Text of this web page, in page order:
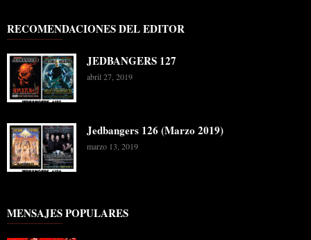
RECOMENDACIONES DEL EDITOR
JEDBANGERS 127
abril 27, 2019
Jedbangers 126 (Marzo 2019)
marzo 13, 2019
MENSAJES POPULARES